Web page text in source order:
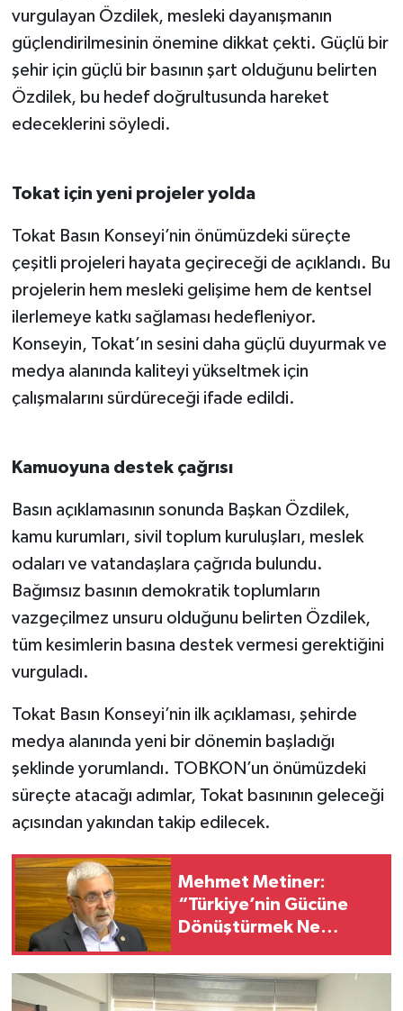
vurgulayan Özdilek, mesleki dayanışmanın
güçlendirilmesinin önemine dikkat çekti. Güçlü bir
şehir için güçlü bir basının şart olduğunu belirten
Özdilek, bu hedef doğrultusunda hareket
edeceklerini söyledi.
Tokat için yeni projeler yolda
Tokat Basın Konseyi’nin önümüzdeki süreçte
çeşitli projeleri hayata geçireceği de açıklandı. Bu
projelerin hem mesleki gelişime hem de kentsel
ilerlemeye katkı sağlaması hedefleniyor.
Konseyin, Tokat’ın sesini daha güçlü duyurmak ve
medya alanında kaliteyi yükseltmek için
çalışmalarını sürdüreceği ifade edildi.
Kamuoyuna destek çağrısı
Basın açıklamasının sonunda Başkan Özdilek,
kamu kurumları, sivil toplum kuruluşları, meslek
odaları ve vatandaşlara çağrıda bulundu.
Bağımsız basının demokratik toplumların
vazgeçilmez unsuru olduğunu belirten Özdilek,
tüm kesimlerin basına destek vermesi gerektiğini
vurguladı.
Tokat Basın Konseyi’nin ilk açıklaması, şehirde
medya alanında yeni bir dönemin başladığı
şeklinde yorumlandı. TOBKON’un önümüzdeki
süreçte atacağı adımlar, Tokat basınının geleceği
açısından yakından takip edilecek.
Mehmet Metiner:
“Türkiye’nin Gücüne
Dönüştürmek Ne